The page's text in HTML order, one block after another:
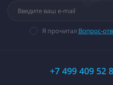
Я прочитал Вопрос-
+7 499 409 52